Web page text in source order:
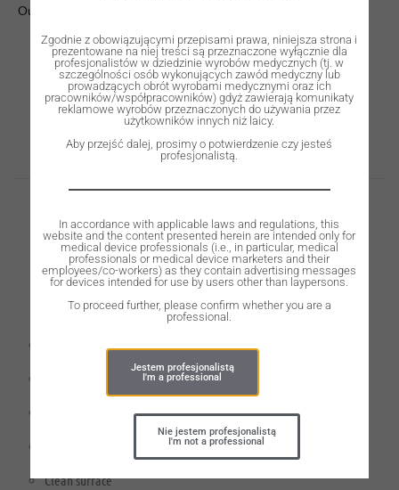
Out of stock
Description
ROOTT R dental implant is a two-piece implant for single &
Excellent primary stability in all bone types
Reliable dental implant-abutment connection
micro-topography
Clean surface
Zgodnie z obowiązującymi przepisami prawa, niniejsza strona i
prezentowane na niej treści są przeznaczone wyłącznie dla
profesjonalistów w dziedzinie wyrobów medycznych (tj. w
szczególności osób wykonujących zawód medyczny lub
prowadzących obrót wyrobami medycznymi oraz ich
pracowników/współpracowników) gdyż zawierają komunikaty
reklamowe wyrobów przeznaczonych do używania przez
użytkowników innych niż laicy.
Aby przejść dalej, prosimy o potwierdzenie czy jesteś
profesjonalistą.
In accordance with applicable laws and regulations, this
website and the content presented herein are intended only for
medical device professionals (i.e., in particular, medical
professionals or medical device marketers and their
employees/co-workers) as they contain advertising messages
for devices intended for use by users other than laypersons.
To proceed further, please confirm whether you are a
professional.
Jestem profesjonalistą
I'm a professional
Nie jestem profesjonalistą
I'm not a professional